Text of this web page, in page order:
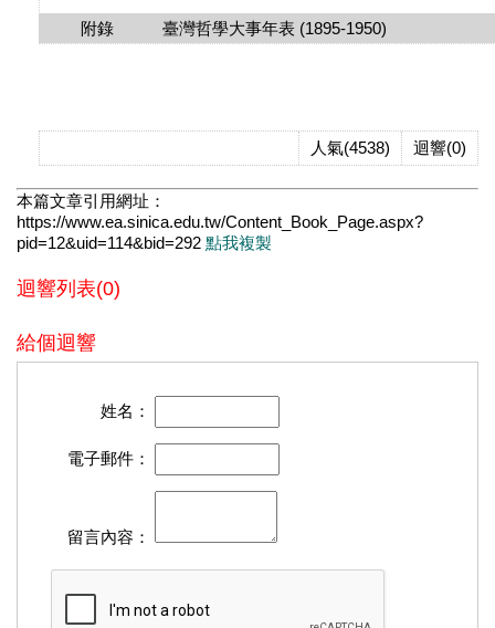
附錄 臺灣哲學大事年表 (1895-1950)
迴響(0)
人氣(4538)
本篇文章引用網址：
https://www.ea.sinica.edu.tw/Content_Book_Page.aspx?
pid=12&uid=114&bid=292 點我複製
迴響列表(0)
給個迴響
姓名：
電子郵件：
留言內容：